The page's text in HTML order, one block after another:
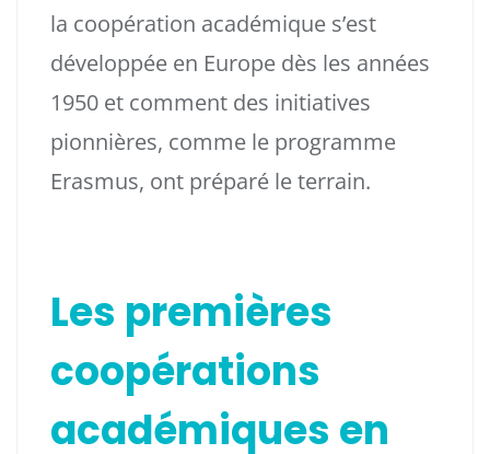
la coopération académique s’est
développée en Europe dès les années
1950 et comment des initiatives
pionnières, comme le programme
Erasmus, ont préparé le terrain.
Les premières
coopérations
académiques en